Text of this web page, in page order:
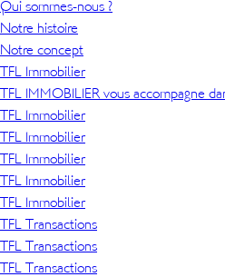
Qui sommes-nous ?
Notre histoire
Notre concept
TFL Immobilier
TFL IMMOBILIER vous accompagne
TFL Immobilier
TFL Immobilier
TFL Immobilier
TFL Immobilier
TFL Immobilier
TFL Transactions
TFL Transactions
TFL Transactions